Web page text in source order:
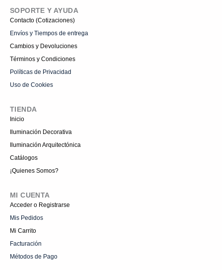
SOPORTE Y AYUDA
Contacto (Cotizaciones)
Envíos y Tiempos de entrega
Cambios y Devoluciones
Términos y Condiciones
Políticas de Privacidad
Uso de Cookies
TIENDA
Inicio
Iluminación Decorativa
Iluminación Arquitectónica
Catálogos
¡Quienes Somos?
MI CUENTA
Acceder o Registrarse
Mis Pedidos
Mi Carrito
Facturación
Métodos de Pago